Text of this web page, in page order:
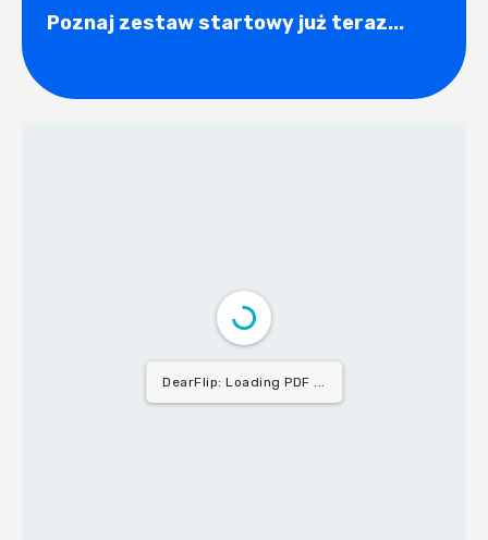
Poznaj zestaw startowy już teraz...
DearFlip: Loading PDF ...